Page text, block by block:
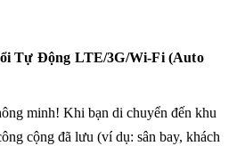
Tự Động LTE/3G/Wi-Fi (Auto
minh! Khi bạn di chuyển đến khu
cộng đã lưu (ví dụ: sân bay, khách